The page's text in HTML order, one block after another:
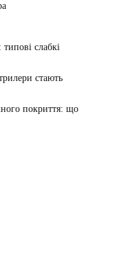
слабкі
стають
покриття: що